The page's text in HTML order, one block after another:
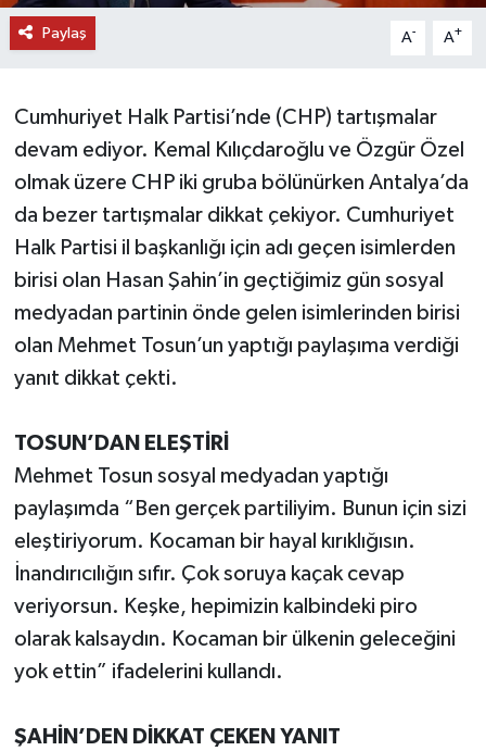
Paylaş A- A+
Cumhuriyet Halk Partisi’nde (CHP) tartışmalar
devam ediyor. Kemal Kılıçdaroğlu ve Özgür Özel
olmak üzere CHP iki gruba bölünürken Antalya’da
da bezer tartışmalar dikkat çekiyor. Cumhuriyet
Halk Partisi il başkanlığı için adı geçen isimlerden
birisi olan Hasan Şahin’in geçtiğimiz gün sosyal
medyadan partinin önde gelen isimlerinden birisi
olan Mehmet Tosun’un yaptığı paylaşıma verdiği
yanıt dikkat çekti.
TOSUN’DAN ELEŞTİRİ
Mehmet Tosun sosyal medyadan yaptığı
paylaşımda “Ben gerçek partiliyim. Bunun için sizi
eleştiriyorum. Kocaman bir hayal kırıklığısın.
İnandırıcılığın sıfır. Çok soruya kaçak cevap
veriyorsun. Keşke, hepimizin kalbindeki piro
olarak kalsaydın. Kocaman bir ülkenin geleceğini
yok ettin” ifadelerini kullandı.
ŞAHİN’DEN DİKKAT ÇEKEN YANIT
VİDEO HABERLER
RESMİ İLAN
MAGAZİN